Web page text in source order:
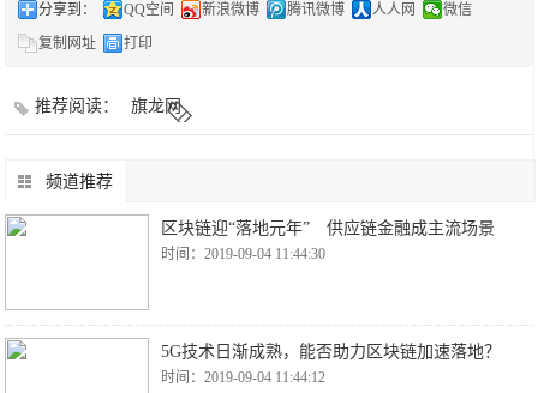
分享到： QQ空间 新浪微博 腾讯微博 人人网
微信
复制网址
打印
推荐阅读： 旗龙网
频道推荐
区块链迎“落地元年” 供应链金融成主流场景
时间：2019-09-04 11:44:30
5G技术日渐成熟，能否助力区块链加速落地？
时间：2019-09-04 11:44:12